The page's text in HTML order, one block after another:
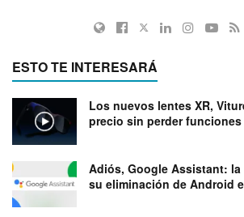
ESTO TE INTERESARÁ
Los nuevos lentes XR,
precio sin perder funciones
Adiós, Google Assistant:
su eliminación de Android